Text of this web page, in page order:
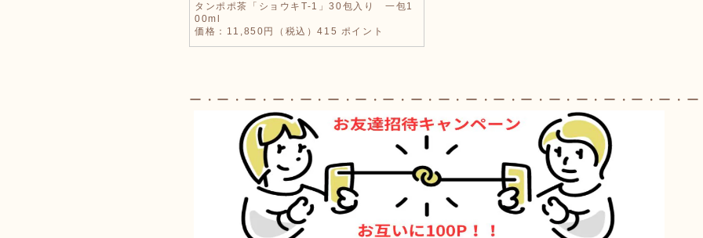
タンポポ茶「ショウキT-1」30包入り 一包1
00ml
価格：11,850円（税込）415 ポイント
ー・ー・ー・ー・ー・ー・ー・ー・ー・ー・ー・ー・ー・ー・ー・ー・ー・ー・